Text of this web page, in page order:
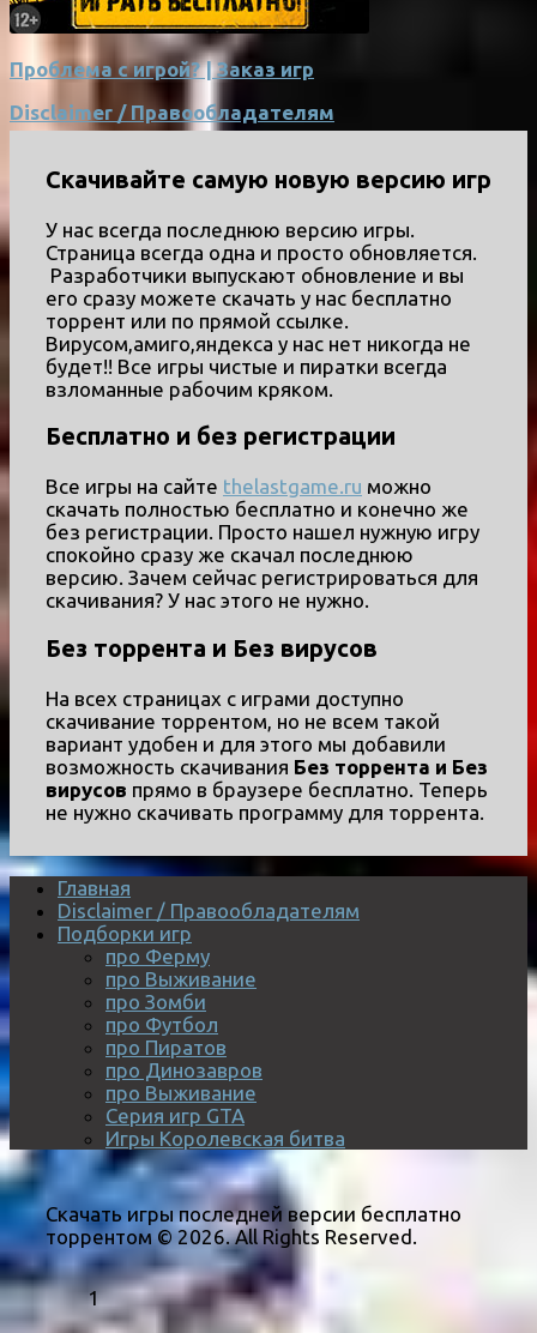
Проблема с игрой? | Заказ игр
Disclaimer / Правообладателям
Скачивайте самую новую версию игр
У нас всегда последнюю версию игры.
Страница всегда одна и просто обновляется.
Разработчики выпускают обновление и вы
его сразу можете скачать у нас бесплатно
торрент или по прямой ссылке.
Вирусом,амиго,яндекса у нас нет никогда не
будет!! Все игры чистые и пиратки всегда
взломанные рабочим кряком.
Бесплатно и без регистрации
Все игры на сайте thelastgame.ru можно
скачать полностью бесплатно и конечно же
без регистрации. Просто нашел нужную игру
спокойно сразу же скачал последнюю
версию. Зачем сейчас регистрироваться для
скачивания? У нас этого не нужно.
Без торрента и Без вирусов
На всех страницах с играми доступно
скачивание торрентом, но не всем такой
вариант удобен и для этого мы добавили
возможность скачивания Без торрента и Без
вирусов прямо в браузере бесплатно. Теперь
не нужно скачивать программу для торрента.
Главная
Disclaimer / Правообладателям
Подборки игр
про Ферму
про Выживание
про Зомби
про Футбол
про Пиратов
про Динозавров
про Выживание
Серия игр GTA
Игры Королевская битва
Скачать игры последней версии бесплатно
торрентом © 2026. All Rights Reserved.
1